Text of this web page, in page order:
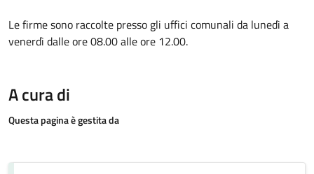
Le firme sono raccolte presso gli uffici comunali da lunedì a
venerdì dalle ore 08.00 alle ore 12.00.
A cura di
Questa pagina è gestita da